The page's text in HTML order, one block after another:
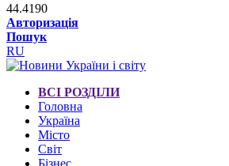
44.4190
Авторизація
Пошук
RU
ВСІ РОЗДІЛИ
Головна
Україна
Місто
Світ
Бізнес